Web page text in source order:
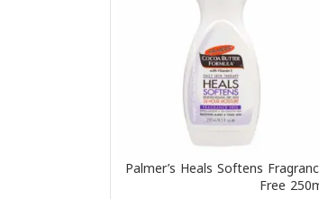
Palmer’s Heals Softens
Free